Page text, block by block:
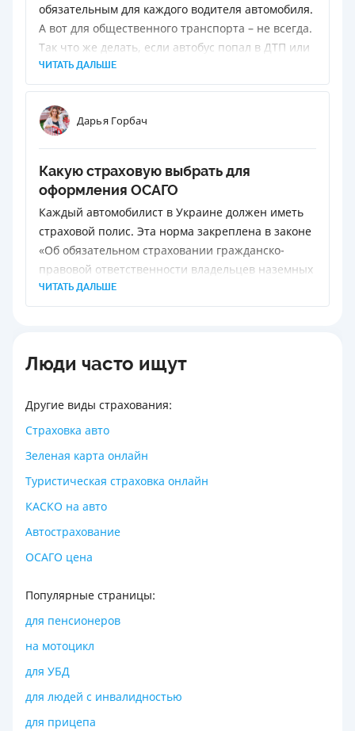
обязательным для каждого водителя автомобиля.
А вот для общественного транспорта – не всегда.
Так что же делать, если автобус попал в ДТП или
пассажир травмировался во время экстренного
торможения?
ЧИТАТЬ ДАЛЬШЕ
Дарья Горбач
Какую страховую выбрать для
оформления ОСАГО
Каждый автомобилист в Украине должен иметь
страховой полис. Эта норма закреплена в законе
«Об обязательном страховании гражданско-
правовой ответственности владельцев наземных
транспортных средств».
ЧИТАТЬ ДАЛЬШЕ
Люди часто ищут
Другие виды страхования:
Страховка авто
Зеленая карта онлайн
Туристическая страховка онлайн
КАСКО на авто
Автострахование
ОСАГО цена
Популярные страницы:
для пенсионеров
на мотоцикл
для УБД
для людей с инвалидностью
для прицепа